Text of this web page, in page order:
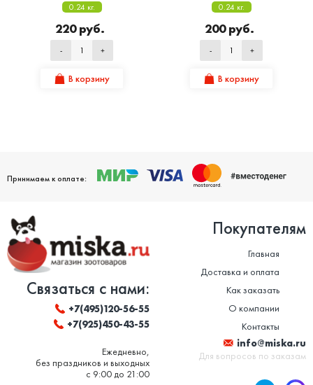
0.24 кг.
220 руб.
- +
В корзину
0.24 кг.
200 руб.
- +
В корзину
Принимаем к оплате:
Связаться с нами:
+7(495)120-56-55
+7(925)450-43-55
Ежедневно,
без праздников и выходных
с 9:00 до 21:00
Покупателям
Главная
Доставка и оплата
Как заказать
О компании
Контакты
info@miska.ru
Для вопросов по заказам